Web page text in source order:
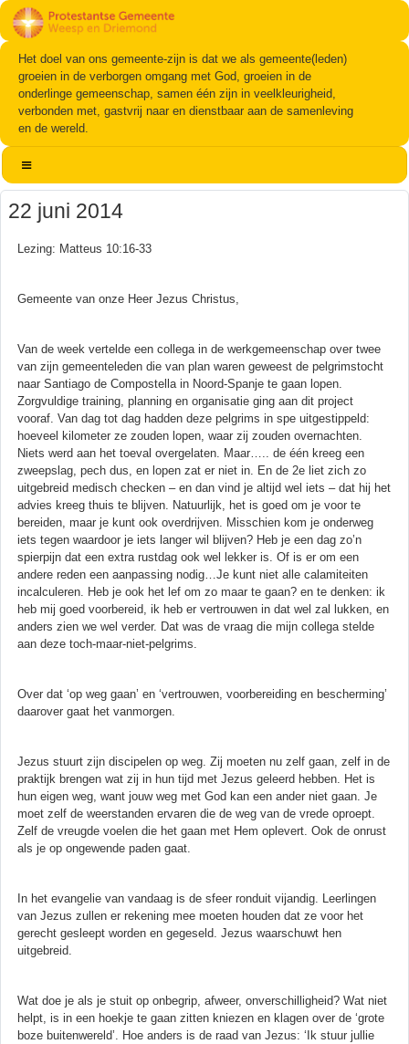
Het doel van ons gemeente-zijn is dat we als gemeente(leden)
groeien in de verborgen omgang met God, groeien in de
onderlinge gemeenschap, samen één zijn in veelkleurigheid,
verbonden met, gastvrij naar en dienstbaar aan de samenleving
en de wereld.
22 juni 2014
Lezing: Matteus 10:16-33
Gemeente van onze Heer Jezus Christus,
Van de week vertelde een collega in de werkgemeenschap over twee
van zijn gemeenteleden die van plan waren geweest de pelgrimstocht
naar Santiago de Compostella in Noord-Spanje te gaan lopen.
Zorgvuldige training, planning en organisatie ging aan dit project
vooraf. Van dag tot dag hadden deze pelgrims in spe uitgestippeld:
hoeveel kilometer ze zouden lopen, waar zij zouden overnachten.
Niets werd aan het toeval overgelaten. Maar….. de één kreeg een
zweepslag, pech dus, en lopen zat er niet in. En de 2e liet zich zo
uitgebreid medisch checken – en dan vind je altijd wel iets – dat hij het
advies kreeg thuis te blijven. Natuurlijk, het is goed om je voor te
bereiden, maar je kunt ook overdrijven. Misschien kom je onderweg
iets tegen waardoor je iets langer wil blijven? Heb je een dag zo’n
spierpijn dat een extra rustdag ook wel lekker is. Of is er om een
andere reden een aanpassing nodig…Je kunt niet alle calamiteiten
incalculeren. Heb je ook het lef om zo maar te gaan? en te denken: ik
heb mij goed voorbereid, ik heb er vertrouwen in dat wel zal lukken, en
anders zien we wel verder. Dat was de vraag die mijn collega stelde
aan deze toch-maar-niet-pelgrims.
Over dat ‘op weg gaan’ en ‘vertrouwen, voorbereiding en bescherming’
daarover gaat het vanmorgen.
Jezus stuurt zijn discipelen op weg. Zij moeten nu zelf gaan, zelf in de
praktijk brengen wat zij in hun tijd met Jezus geleerd hebben. Het is
hun eigen weg, want jouw weg met God kan een ander niet gaan. Je
moet zelf de weerstanden ervaren die de weg van de vrede oproept.
Zelf de vreugde voelen die het gaan met Hem oplevert. Ook de onrust
als je op ongewende paden gaat.
In het evangelie van vandaag is de sfeer ronduit vijandig. Leerlingen
van Jezus zullen er rekening mee moeten houden dat ze voor het
gerecht gesleept worden en gegeseld. Jezus waarschuwt hen
uitgebreid.
Wat doe je als je stuit op onbegrip, afweer, onverschilligheid? Wat niet
helpt, is in een hoekje te gaan zitten kniezen en klagen over de ‘grote
boze buitenwereld’. Hoe anders is de raad van Jezus: ‘Ik stuur jullie